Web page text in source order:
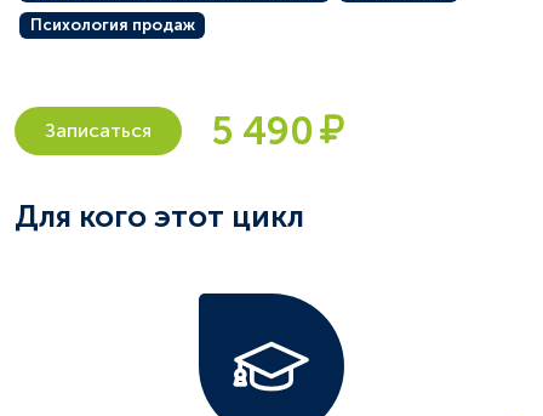
Психология продаж
Записаться 5 490
Для кого этот цикл